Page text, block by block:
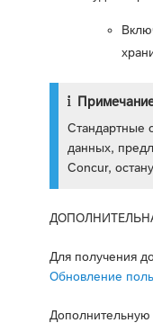
Стандартные
данных,
Concur,
Для получения
Обновление